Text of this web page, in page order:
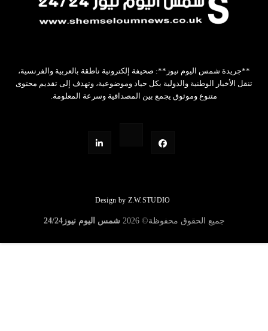
**جريدة شمس اليوم نيوز**: صحيفة إلكترونية ناطقة بالعربية والفرنسية،
تنقل الأخبار الوطنية والدولية بكل حياد وموضوعية، وتهدف إلى تقديم محتوى
متنوع وموثوق يجمع بين المصداقية وسرعة المعلومة.
Design by Z.W.STUDIO
جميع الحقوق محفوظة©2026 شمس اليوم نيوز24/24